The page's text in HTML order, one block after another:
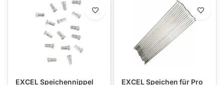
EXCEL Speichennippel
EXCEL Speichen für Pro